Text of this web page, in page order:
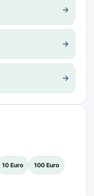
→
→
→
10 Euro 100 Euro